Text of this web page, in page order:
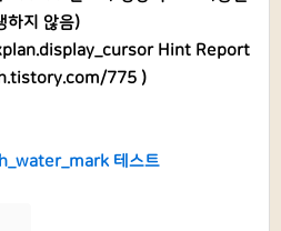
하지 않음)
Hint Report
775 )
테스트